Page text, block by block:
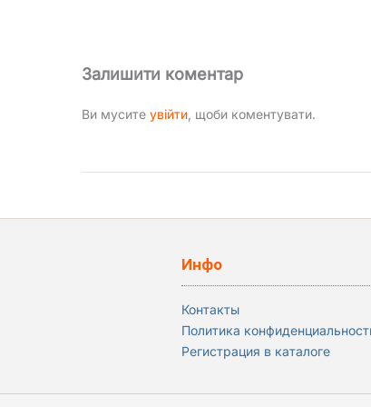
Залишити коментар
Ви мусите увійти , щоби коментувати.
Инфо
Контакты
Политика
Регистрация в каталоге